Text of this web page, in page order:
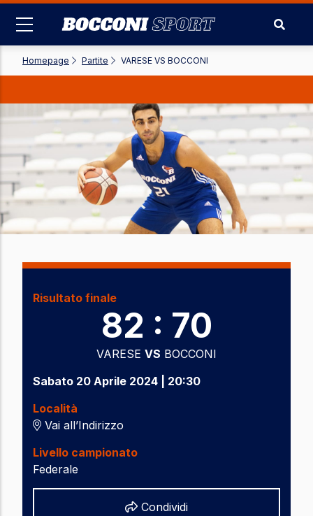
contenuto
principale
Homepage- Partite- VARESE VS BOCCONI
Risultato finale
82 : 70
VARESE VS BOCCONI
Sabato 20 Aprile 2024 | 20:30
Località
Vai all’Indirizzo
Livello campionato
Federale
Condividi
Share